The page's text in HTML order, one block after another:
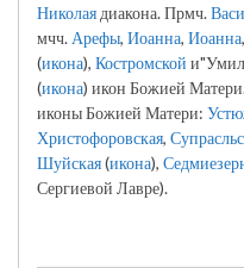
Николая диакона. Прмч.
мчч. Арефы, Иоанна, Иоанна,
(икона), Костромской
(икона) икон Божией
иконы Божией Матери:
Христофоровская,
Шуйская(икона),
Сергиевой Лавре).